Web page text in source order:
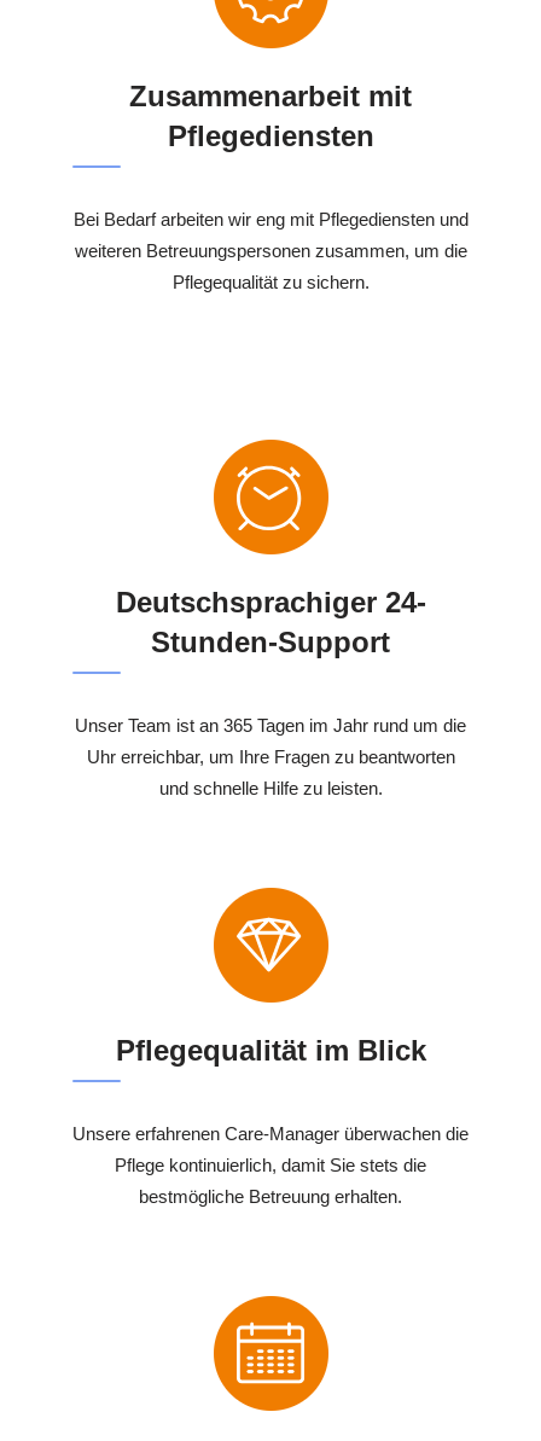
Zusammenarbeit mit
Pflegediensten
Bei Bedarf arbeiten wir eng mit Pflegediensten und
weiteren Betreuungspersonen zusammen, um die
Pflegequalität zu sichern.
Deutschsprachiger 24-
Stunden-Support
Unser Team ist an 365 Tagen im Jahr rund um die
Uhr erreichbar, um Ihre Fragen zu beantworten
und schnelle Hilfe zu leisten.
Pflegequalität im Blick
Unsere erfahrenen Care-Manager überwachen die
Pflege kontinuierlich, damit Sie stets die
bestmögliche Betreuung erhalten.